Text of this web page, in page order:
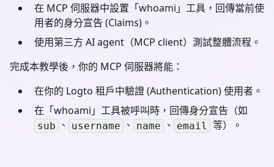
在 MCP 伺服器中設置「whoami」工具，回傳當前使
用者的身分宣告 (Claims)。
使用第三方 AI agent（MCP client）測試整體流程。
完成本教學後，你的 MCP 伺服器將能：
在你的 Logto 租戶中驗證 (Authentication) 使用者。
在「whoami」工具被呼叫時，回傳身分宣告（如
sub 、 username 、 name 、 email 等）。